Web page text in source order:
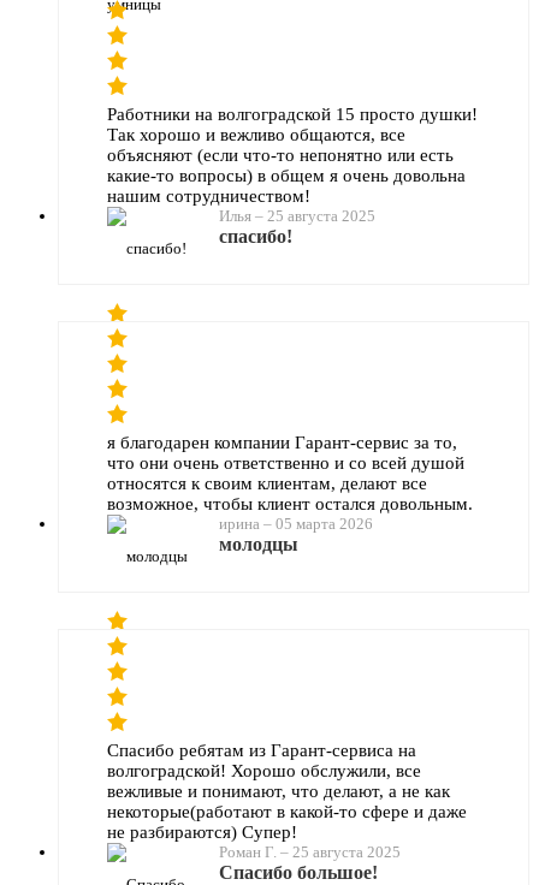
Работники на волгоградской 15 просто душки!
Так хорошо и вежливо общаются, все
объясняют (если что-то непонятно или есть
какие-то вопросы) в общем я очень довольна
нашим сотрудничеством!
Илья – 25 августа 2025
спасибо!
я благодарен компании Гарант-сервис за то,
что они очень ответственно и со всей душой
относятся к своим клиентам, делают все
возможное, чтобы клиент остался довольным.
ирина – 05 марта 2026
молодцы
Спасибо ребятам из Гарант-сервиса на
волгоградской! Хорошо обслужили, все
вежливые и понимают, что делают, а не как
некоторые(работают в какой-то сфере и даже
не разбираются) Супер!
Роман Г. – 25 августа 2025
Спасибо большое!